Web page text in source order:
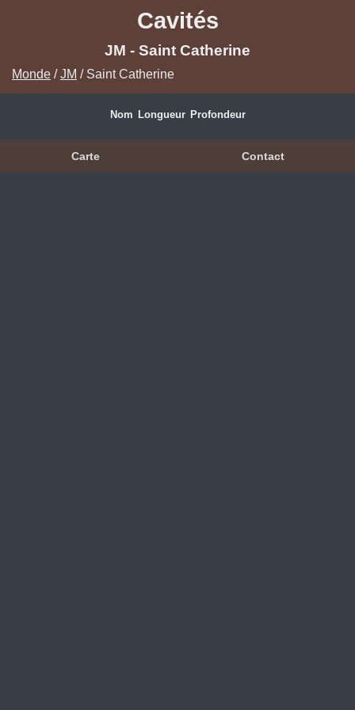
Cavités
JM - Saint Catherine
Monde /JM / Saint Catherine
Nom Longueur Profondeur
Carte Contact